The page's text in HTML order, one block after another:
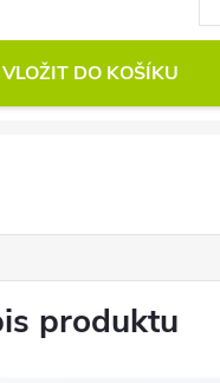
VLOŽIT DO KOŠÍKU
produktu